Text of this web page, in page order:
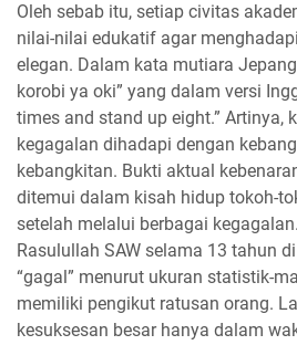
Oleh sebab itu, setiap civitas
nilai-nilai edukatif agar
elegan. Dalam kata mutiara
korobi ya oki” yang dalam versi
times and stand up eight.” Artinya,
kegagalan dihadapi dengan
kebangkitan. Bukti aktual
ditemui dalam kisah hidup tokoh-
setelah melalui berbagai
Rasulullah SAW selama 13 tahun
“gagal” menurut ukuran statistik-
memiliki pengikut ratusan orang.
kesuksesan besar hanya dalam